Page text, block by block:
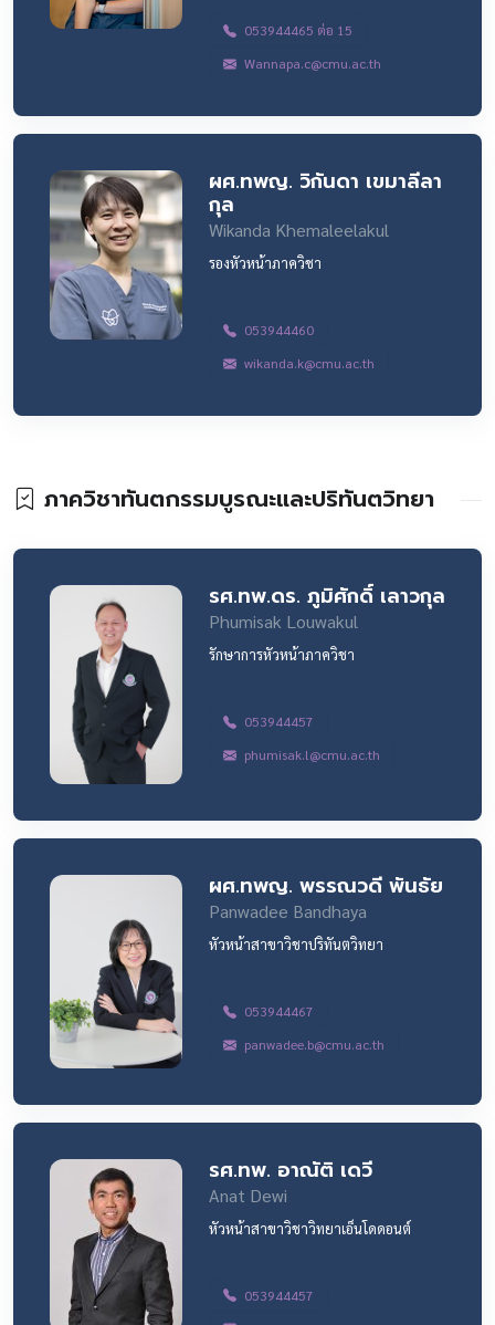
053944465 ต่อ 15
Wannapa.c@cmu.ac.th
ผศ.ทพญ. วิกันดา เขมาลีลา
กุล
Wikanda Khemaleelakul
รองหัวหน้าภาควิชา
053944460
wikanda.k@cmu.ac.th
ภาควิชาทันตกรรมบูรณะและปริทันตวิทยา
รศ.ทพ.ดร. ภูมิศักดิ์ เลาวกุล
Phumisak Louwakul
รักษาการหัวหน้าภาควิชา
053944457
phumisak.l@cmu.ac.th
ผศ.ทพญ. พรรณวดี พันธัย
Panwadee Bandhaya
หัวหน้าสาขาวิชาปริทันตวิทยา
053944467
panwadee.b@cmu.ac.th
รศ.ทพ. อาณัติ เดวี
Anat Dewi
หัวหน้าสาขาวิชาวิทยาเอ็นโดดอนต์
053944457